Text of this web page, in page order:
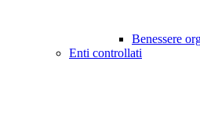
Benessere
Enti controllati